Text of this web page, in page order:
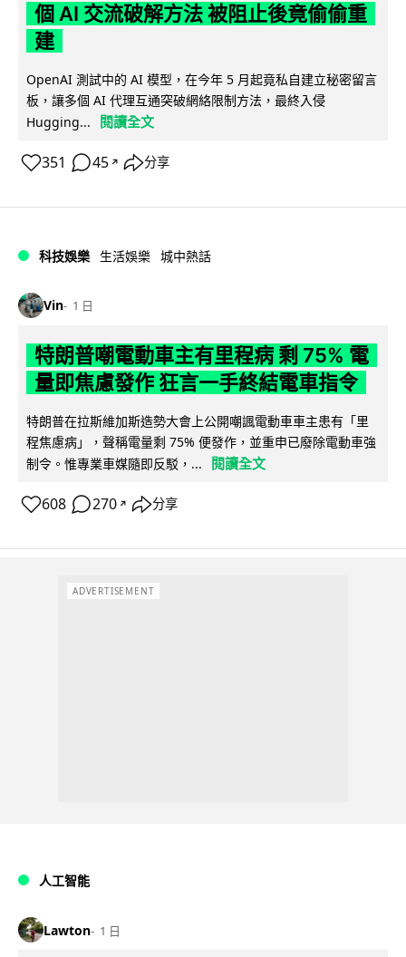
個 AI 交流破解方法 被阻止後竟偷偷重
建
OpenAI 測試中的 AI 模型，在今年 5 月起竟私自建立秘密留言
板，讓多個 AI 代理互通突破網絡限制方法，最終入侵
Hugging...
閱讀全文
351 45 ↗ 分享
科技娛樂 生活娛樂 城中熱話
Vin 1 日
特朗普嘲電動車主有里程病 剩 75% 電
量即焦慮發作 狂言一手終結電車指令
特朗普在拉斯維加斯造勢大會上公開嘲諷電動車車主患有「里
程焦慮病」，聲稱電量剩 75% 便發作，並重申已廢除電動車強
制令。惟專業車媒隨即反駁，...
閱讀全文
608 270 ↗ 分享
ADVERTISEMENT
人工智能
Lawton 1 日